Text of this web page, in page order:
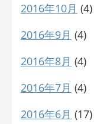
2016年10月 (4)
2016年9月 (4)
2016年8月 (4)
2016年7月 (4)
2016年6月 (17)